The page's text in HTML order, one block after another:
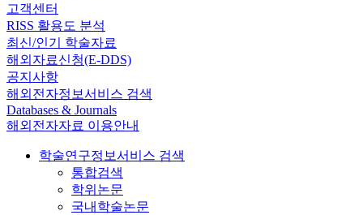
고객센터
RISS 활용도 분석
최신/인기 학술자료
해외자료신청(E-DDS)
공지사항
해외전자정보서비스 검색
Databases & Journals
해외전자자료 이용안내
학술연구정보서비스 검색
통합검색
학위논문
국내학술논문